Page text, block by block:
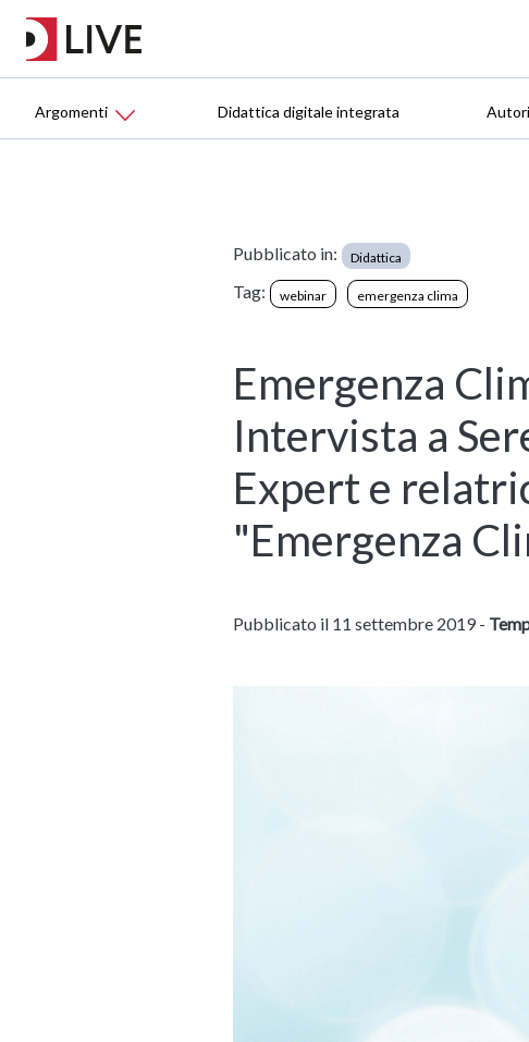
Argomenti Didattica digitale integrata Autori
Pubblicato in: Didattica
Tag: webinar emergenza clima
Emergenza
Intervista a
Expert e
"Emergenza
Pubblicato il 11 settembre 2019 -